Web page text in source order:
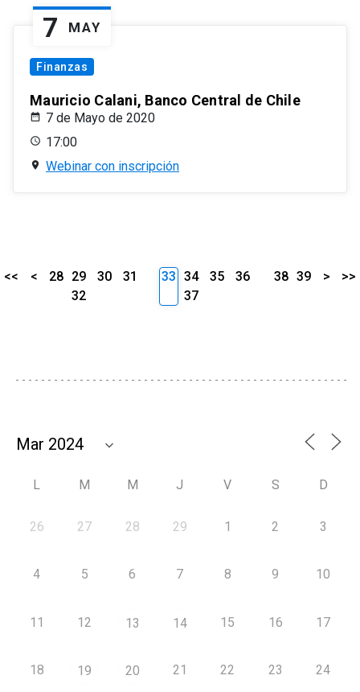
7 MAY
Finanzas
Mauricio Calani, Banco Central de Chile
7 de Mayo de 2020
17:00
Webinar con inscripción
<< < 28 29 30
31
32
33 34 35
36
37
38 39 > >>
L M M J V S D
26 27 28 29 1 2 3
4 5 6 7 8 9 10
11 12 13 14 15 16 17
18 19 20 21 22 23 24